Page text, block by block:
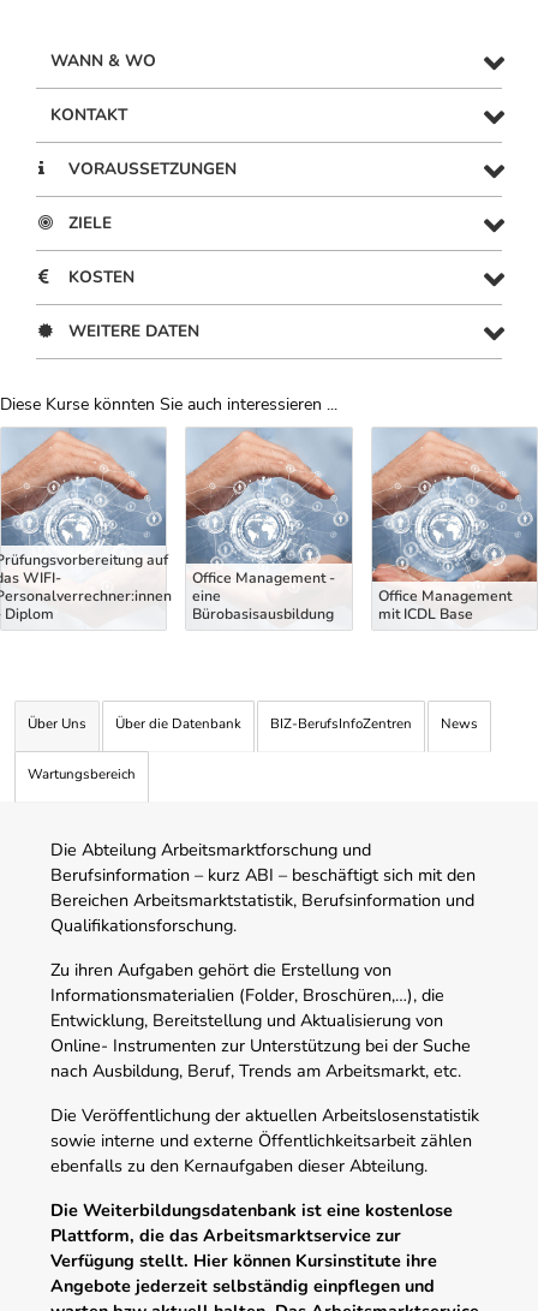
WANN & WO
KONTAKT
VORAUSSETZUNGEN
ZIELE
KOSTEN
WEITERE DATEN
Diese Kurse könnten Sie auch interessieren ...
Uber Weiterbildungsvorschläge
auf
WIFI-
Diplom
Office Management -
eine
Bürobasisausbildung
Office Management
mit ICDL Base
Über Uns Über die Datenbank BIZ-BerufsInfoZentren News
Wartungsbereich
Die Abteilung Arbeitsmarktforschung und
Berufsinformation – kurz ABI – beschäftigt sich mit den
Bereichen Arbeitsmarktstatistik, Berufsinformation und
Qualifikationsforschung.
Zu ihren Aufgaben gehört die Erstellung von
Informationsmaterialien (Folder, Broschüren,…), die
Entwicklung, Bereitstellung und Aktualisierung von
Online- Instrumenten zur Unterstützung bei der Suche
nach Ausbildung, Beruf, Trends am Arbeitsmarkt, etc.
Die Veröffentlichung der aktuellen Arbeitslosenstatistik
sowie interne und externe Öffentlichkeitsarbeit zählen
ebenfalls zu den Kernaufgaben dieser Abteilung.
Die Weiterbildungsdatenbank ist eine kostenlose
Plattform, die das Arbeitsmarktservice zur
Verfügung stellt. Hier können Kursinstitute ihre
Angebote jederzeit selbständig einpflegen und